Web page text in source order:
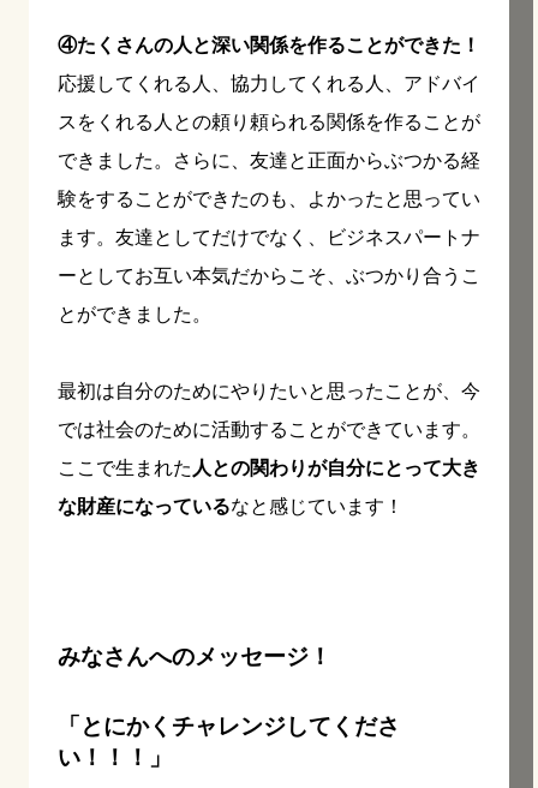
④たくさんの人と深い関係を作ることができた！
応援してくれる人、協力してくれる人、アドバイ
スをくれる人との頼り頼られる関係を作ることが
できました。さらに、友達と正面からぶつかる経
験をすることができたのも、よかったと思ってい
ます。友達としてだけでなく、ビジネスパートナ
ーとしてお互い本気だからこそ、ぶつかり合うこ
とができました。
最初は自分のためにやりたいと思ったことが、今
では社会のために活動することができています。
ここで生まれた 人との関わりが自分にとって大き
な財産になっているなと感じています！
みなさんへのメッセージ！
「とにかくチャレンジしてくださ
い！！！」